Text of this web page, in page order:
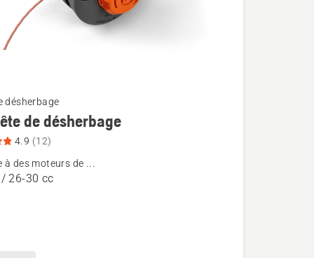
désherbage
de désherbage
4.9 (12)
à des moteurs de ...
26-30 cc